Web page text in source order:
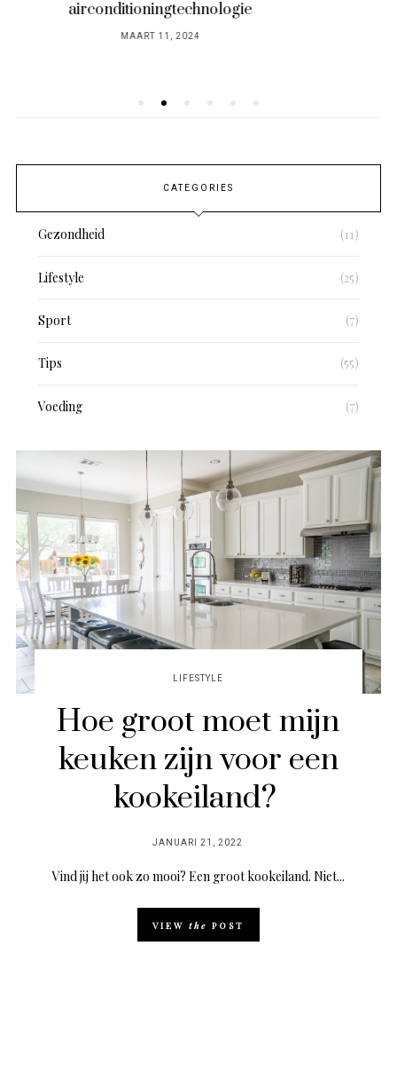
milieubewuste huiseigenaar
POSTED
JANUARI 9, 2024
CATEGORIES
Gezondheid (11)
Lifestyle (25)
Sport (7)
Tips (55)
Voeding (7)
LIFESTYLE
Hoe groot moet mijn
keuken zijn voor een
kookeiland?
POSTED
JANUARI 21, 2022
Vind jij het ook zo mooi? Een groot kookeiland. Niet...
VIEW the POST